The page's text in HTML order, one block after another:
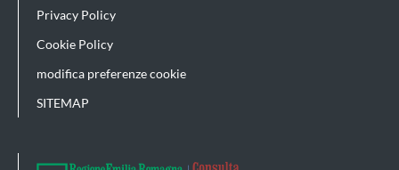
Privacy Policy
Cookie Policy
modifica preferenze cookie
SITEMAP